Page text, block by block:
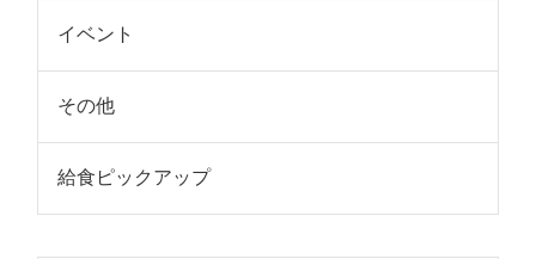
イベント
その他
給食ピックアップ